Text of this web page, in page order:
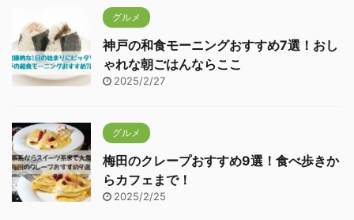
グルメ
神戸の和食モーニングおすすめ7選！おし
ゃれな朝ごはんならここ
2025/2/27
グルメ
梅田のクレープおすすめ9選！食べ歩きか
らカフェまで！
2025/2/25